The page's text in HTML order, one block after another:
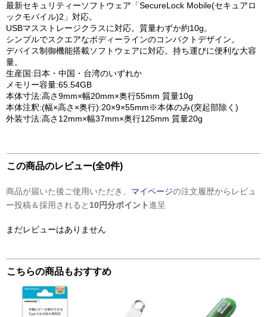
最新セキュリティーソフトウェア「SecureLock Mobile(セキュアロ
ックモバイル)2」対応。
USBマスストレージクラスに対応。質量わずか約10g。
シンプルでスクエアなボディーラインのコンパクトデザイン。
デバイス制御機能搭載ソフトウェアに対応。持ち運びに便利な大容
量。
生産国:日本・中国・台湾のいずれか
メモリー容量:65.54GB
本体寸法:高さ9mm×幅20mm×奥行55mm 質量10g
本体注釈:(幅×高さ×奥行):20×9×55mm※本体のみ(突起部除く)
外装寸法:高さ12mm×幅37mm×奥行125mm 質量20g
この商品のレビュー(全0件)
商品が届いた後ご使用いただき、 マイページの注文履歴からレビュ
ー投稿＆採用されると 10円分ポイント進呈
まだレビューはありません
こちらの商品もおすすめ